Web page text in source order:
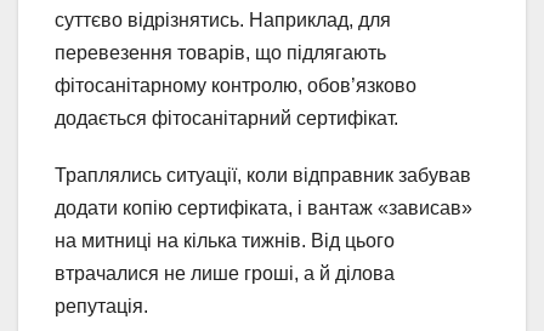
суттєво відрізнятись. Наприклад, для
перевезення товарів, що підлягають
фітосанітарному контролю, обов’язково
додається фітосанітарний сертифікат.
Траплялись ситуації, коли відправник забував
додати копію сертифіката, і вантаж «зависав»
на митниці на кілька тижнів. Від цього
втрачалися не лише гроші, а й ділова
репутація.